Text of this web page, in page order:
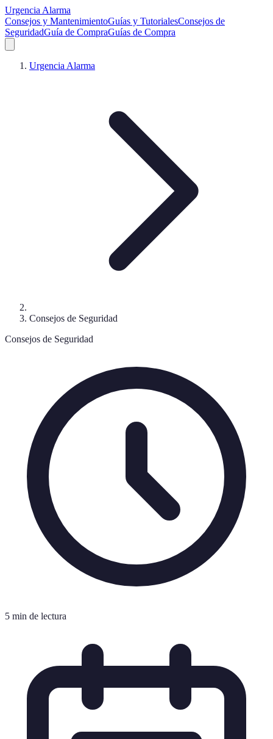
Urgencia Alarma
Consejos y MantenimientoGuías y TutorialesConsejos de
SeguridadGuía de CompraGuías de Compra
Urgencia Alarma
Consejos de Seguridad
Consejos de Seguridad
5 min de lectura